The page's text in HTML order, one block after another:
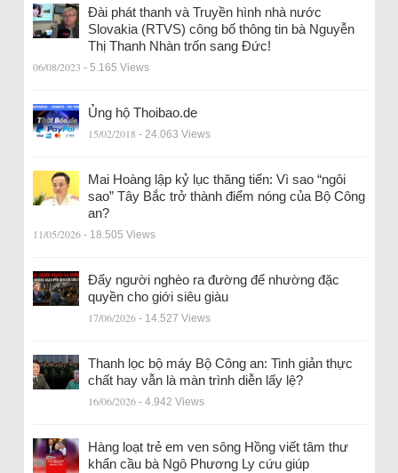
Đài phát thanh và Truyền hình nhà nước
Slovakia (RTVS) công bố thông tin bà Nguyễn
Thị Thanh Nhàn trốn sang Đức!
06/08/2023 - 5.165 Views
Ủng hộ Thoibao.de
15/02/2018 - 24.063 Views
Mai Hoàng lập kỷ lục thăng tiến: Vì sao “ngôi
sao” Tây Bắc trở thành điểm nóng của Bộ Công
an?
11/05/2026 - 18.505 Views
Đẩy người nghèo ra đường để nhường đặc
quyền cho giới siêu giàu
17/06/2026 - 14.527 Views
Thanh lọc bộ máy Bộ Công an: Tinh giản thực
chất hay vẫn là màn trình diễn lấy lệ?
16/06/2026 - 4.942 Views
Hàng loạt trẻ em ven sông Hồng viết tâm thư
khẩn cầu bà Ngô Phương Ly cứu giúp